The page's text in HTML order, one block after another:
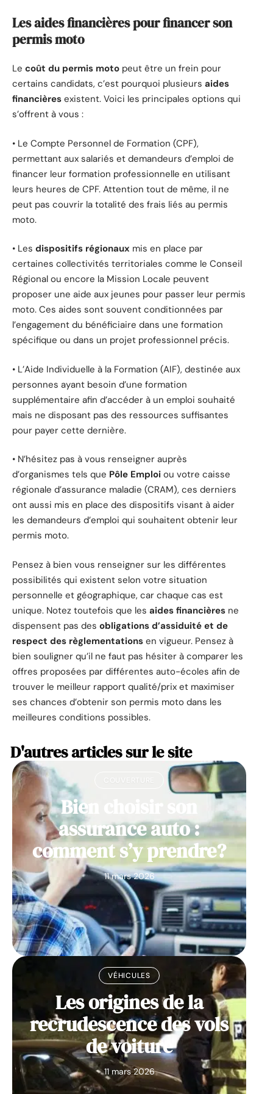
Les aides financières pour financer son
permis moto
Le coût du permis moto peut être un frein pour
certains candidats, c’est pourquoi plusieurs aides
financières existent. Voici les principales options qui
s’offrent à vous :
• Le Compte Personnel de Formation (CPF),
permettant aux salariés et demandeurs d’emploi de
financer leur formation professionnelle en utilisant
leurs heures de CPF. Attention tout de même, il ne
peut pas couvrir la totalité des frais liés au permis
moto.
• Les dispositifs régionaux mis en place par
certaines collectivités territoriales comme le Conseil
Régional ou encore la Mission Locale peuvent
proposer une aide aux jeunes pour passer leur permis
moto. Ces aides sont souvent conditionnées par
l’engagement du bénéficiaire dans une formation
spécifique ou dans un projet professionnel précis.
• L’Aide Individuelle à la Formation (AIF), destinée aux
personnes ayant besoin d’une formation
supplémentaire afin d’accéder à un emploi souhaité
mais ne disposant pas des ressources suffisantes
pour payer cette dernière.
• N’hésitez pas à vous renseigner auprès
d’organismes tels que Pôle Emploi ou votre caisse
régionale d’assurance maladie (CRAM), ces derniers
ont aussi mis en place des dispositifs visant à aider
les demandeurs d’emploi qui souhaitent obtenir leur
permis moto.
Pensez à bien vous renseigner sur les différentes
possibilités qui existent selon votre situation
personnelle et géographique, car chaque cas est
unique. Notez toutefois que les aides financières ne
dispensent pas des obligations d’assiduité et de
respect des règlementations en vigueur. Pensez à
bien souligner qu’il ne faut pas hésiter à comparer les
offres proposées par différentes auto-écoles afin de
trouver le meilleur rapport qualité/prix et maximiser
ses chances d’obtenir son permis moto dans les
meilleures conditions possibles.
D'autres articles sur le site
Bien choisir son
assurance auto :
comment s’y prendre?
11 mars 2026
VÉHICULES
Les origines de la
recrudescence des vols
de voiture
11 mars 2026